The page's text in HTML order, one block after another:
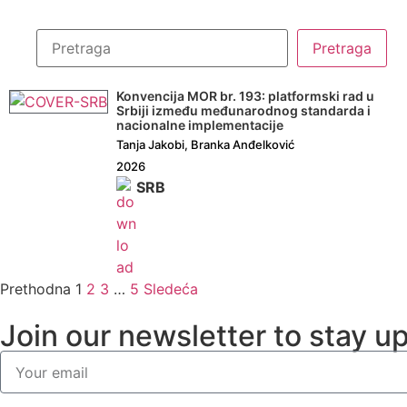
Konvencija MOR br. 193: platformski rad u
Srbiji između međunarodnog standarda i
nacionalne implementacije
Tanja Jakobi, Branka Anđelković
2026
SRB
Prethodna 1 2 3 … 5 Sledeća
Join our newsletter to stay